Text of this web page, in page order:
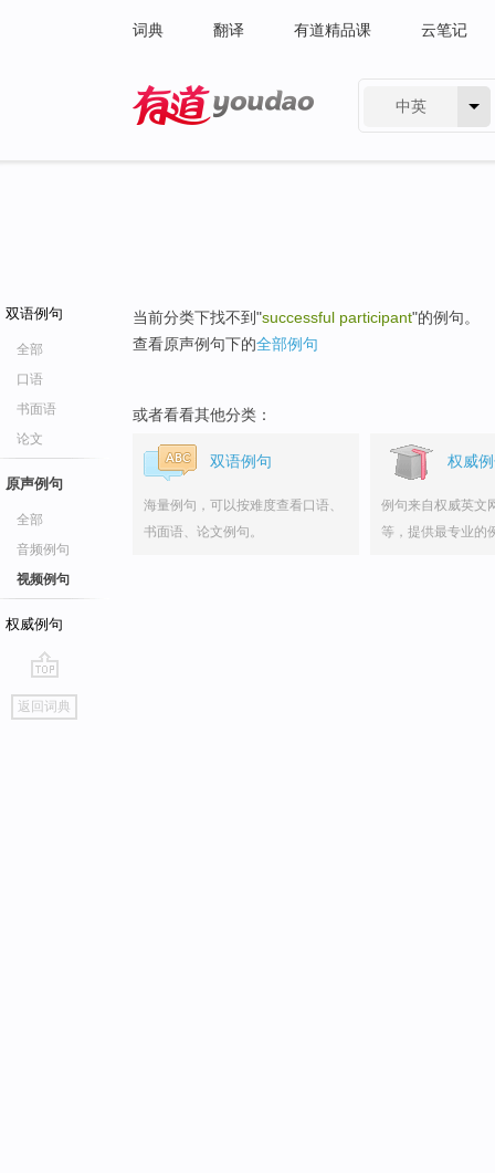
词典 翻译 有道精品课 云笔记
中英
双语例句
全部
口语
书面语
论文
原声例句
全部
音频例句
视频例句
权威例句
go
top
返回词典
当前分类下找不到"successful participant"的例句。
查看原声例句下的全部例句
或者看看其他分类：
双语例句
海量例句，可以按难度查看口语、
书面语、论文例句。
权威
例句来自权威英文
等，提供最专业的